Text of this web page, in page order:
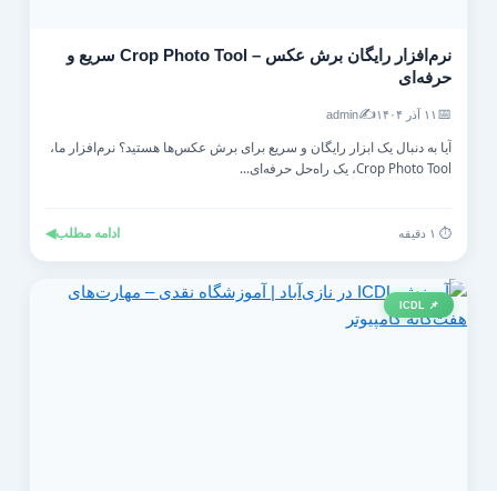
نرم‌افزار رایگان برش عکس – Crop Photo Tool سریع و
حرفه‌ای
۱۱ آذر ۱۴۰۴ ✍️
admin
آیا به دنبال یک ابزار رایگان و سریع برای برش عکس‌ها هستید؟ نرم‌افزار ما،
Crop Photo Tool، یک راه‌حل حرفه‌ای...
ادامه مطلب◀
📌 ICDL